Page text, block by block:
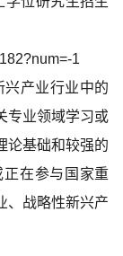
1
产业行业中的
专业领域学习或
论基础和较强的
在参与国家重
、战略性新兴产